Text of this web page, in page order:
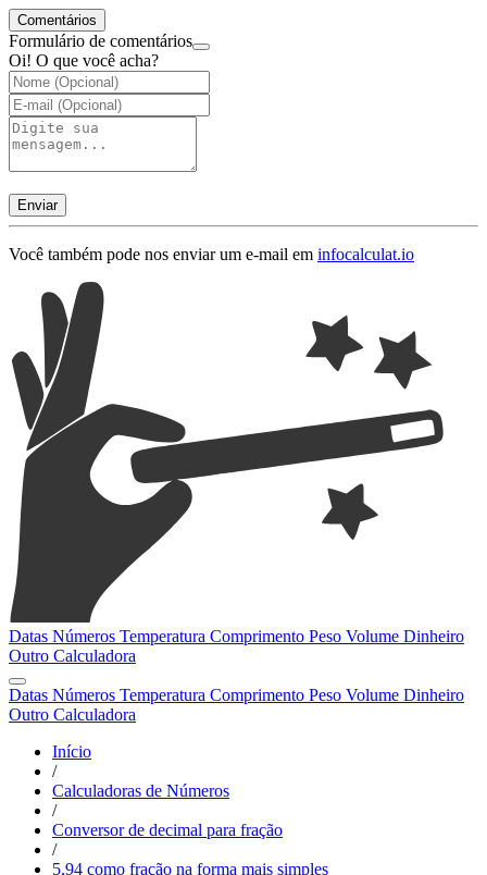
Comentários
Formulário de comentários
Oi! O que você acha?
Enviar
Você também pode nos enviar um e-mail em infocalculat.io
Datas Números Temperatura Comprimento Peso Volume Dinheiro
Outro Calculadora
Datas Números Temperatura Comprimento Peso Volume Dinheiro
Outro Calculadora
Início
/
Calculadoras de Números
/
Conversor de decimal para fração
/
5,94 como fração na forma mais simples